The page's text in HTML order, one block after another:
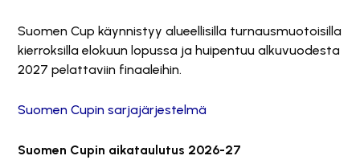
Suomen Cup käynnistyy alueellisilla turnausmuotoisilla
kierroksilla elokuun lopussa ja huipentuu alkuvuodesta
2027 pelattaviin finaaleihin.
Suomen Cupin sarjajärjestelmä
Suomen Cupin aikataulutus 2026-27